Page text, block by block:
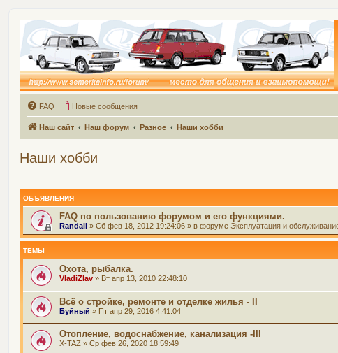
FAQ Новые сообщения
Наш сайт Наш форум Разное Наши хобби
Наши хобби
ОБЪЯВЛЕНИЯ
FAQ по пользованию форумом и его функциями.
Randall » Сб фев 18, 2012 19:24:06 » в форуме Эксплуатация и
ТЕМЫ
Охота, рыбалка.
VladiZlav » Вт апр 13, 2010 22:48:10
Всё о стройке, ремонте и отделке жилья - II
Буйный » Пт апр 29, 2016 4:41:04
Отопление, водоснабжение, канализация -III
X-TAZ » Ср фев 26, 2020 18:59:49